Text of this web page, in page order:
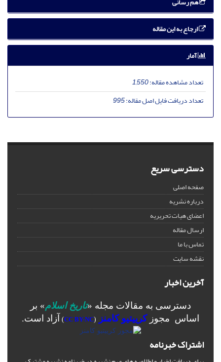
ارجاع به این مقاله
آمار
تعداد مشاهده مقاله:1,550
تعداد دریافت فایل اصل مقاله:995
دسترسی سریع
صفحه اصلی
درباره نشریه
اعضای هیات تحریریه
ارسال مقاله
تماس با ما
نقشه سایت
آخرین اخبار
دسترسی به مقالات مجله «تاریخ اسلام» بر
اساس مجوزکرییتیو کامنز (
CC BY-NC
) آزاد است.
اشتراک خبرنامه